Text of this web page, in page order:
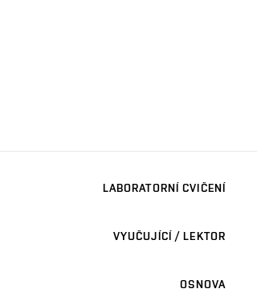
LABORATORNÍ CVIČENÍ
VYUČUJÍCÍ / LEKTOR
OSNOVA